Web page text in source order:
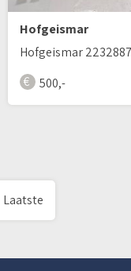
Hofgeismar
500,-
Laatste